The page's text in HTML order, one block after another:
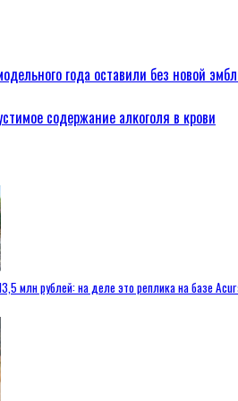
года оставили без новой
содержание алкоголя в крови
млн рублей: на деле это реплика на базе